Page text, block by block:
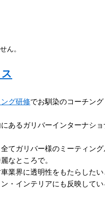
ん。
グ研修でお馴染のコーチン
あるガリバーインターナシ
てガリバー様のミーティン
なところで。
業界に透明性をもたらした
・インテリアにも反映して